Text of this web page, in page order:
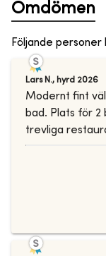
Omdömen
Följande
Lars N., hyrd 2026
Modernt fint
bad. Plats för 2
trevliga